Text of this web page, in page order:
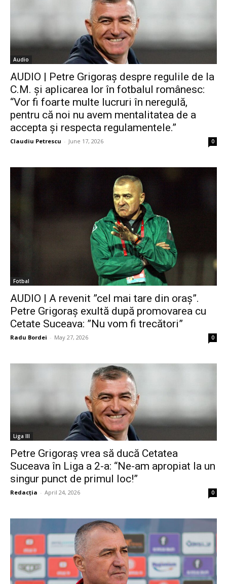
Audio
AUDIO | Petre Grigoraș despre regulile de la
C.M. și aplicarea lor în fotbalul românesc:
“Vor fi foarte multe lucruri în neregulă,
pentru că noi nu avem mentalitatea de a
accepta și respecta regulamentele.”
Claudiu Petrescu - June 17, 2026 0
Fotbal
AUDIO | A revenit ”cel mai tare din oraș”.
Petre Grigoraș exultă după promovarea cu
Cetate Suceava: ”Nu vom fi trecători”
Radu Bordei - May 27, 2026 0
Liga III
Petre Grigoraș vrea să ducă Cetatea
Suceava în Liga a 2-a: “Ne-am apropiat la un
singur punct de primul loc!”
Redacția - April 24, 2026 0